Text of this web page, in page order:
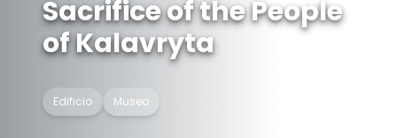
Sacrifice of the People
of Kalavryta
Edificio Museo